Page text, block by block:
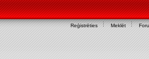
Reģistrēties Meklēt